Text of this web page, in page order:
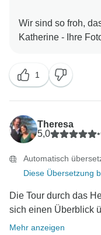
Wir sind so froh,
1
Theresa
5,0
•
Automatisch
Diese Übersetzung
Die Tour durch das
sich einen Überblick
Mehr anzeigen